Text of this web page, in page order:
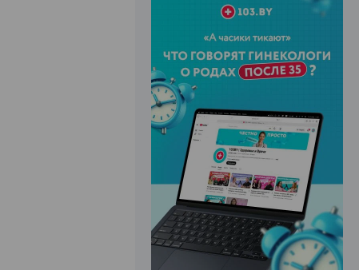
ЭФФЕКТИВНАЯ РЕКЛАМА НА САЙТЕ